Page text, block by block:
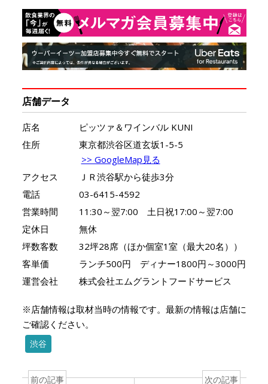
店舗データ
店名
ピッツァ＆ワインバル KUNI
住所
東京都渋谷区道玄坂1-5-5
>> GoogleMap見る
アクセス
ＪＲ渋谷駅から徒歩3分
電話
03-6415-4592
営業時間
11:30～翌7:00 土日祝17:00～翌7:00
定休日
無休
坪数客数
32坪28席（ほか個室1室（最大20名））
客単価
ランチ500円 ディナー1800円～3000円
運営会社
株式会社エムグラントフードサービス
※店舗情報は取材当時の情報です。最新の情報は店舗に
ご確認ください。
渋谷
前の記事 次の記事